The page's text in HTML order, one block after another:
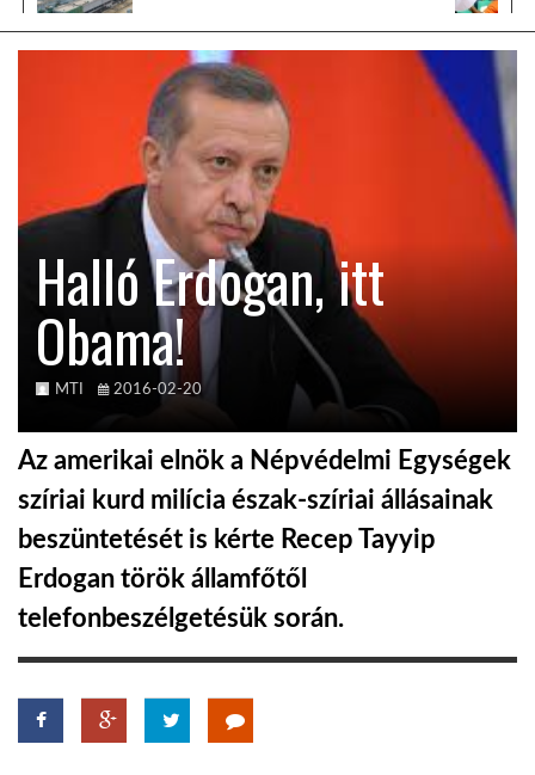
LATIN-AMERIKA
A VILÁG ITTHON
HÍR3D
TROPICALMAGAZIN
Halló Erdogan, itt
Obama!
MTI 2016-02-20
Az amerikai elnök a Népvédelmi Egységek
szíriai kurd milícia észak-szíriai állásainak
beszüntetését is kérte Recep Tayyip
Erdogan török államfőtől
telefonbeszélgetésük során.